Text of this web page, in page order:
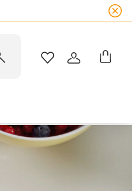
WISHLISTANMELDEN